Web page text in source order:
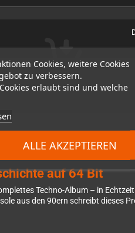
Cookies, weitere Cookies
zu verbessern.
erlaubt sind und welche
ALLE AKZEPTIEREN
auf 64 Bit
Techno-Album – in
aus den 90ern schreibt dieses